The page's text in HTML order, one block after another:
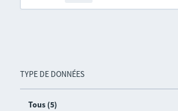
TYPE DE DONNÉES
Tous (5)